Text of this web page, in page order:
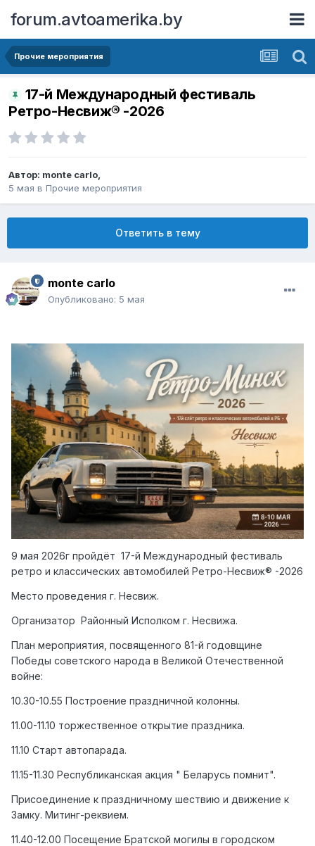
forum.avtoamerika.by
Прочие мероприятия
17-й Международный фестиваль
Ретро-Несвиж® -2026
Автор: monte carlo,
5 мая в Прочие мероприятия
Ответить в тему
monte carlo
Опубликовано: 5 мая
9 мая 2026г пройдёт 17-й Международный фестиваль
ретро и классических автомобилей Ретро-Несвиж® -2026
Место проведения г. Несвиж.
Организатор Районный Исполком г. Несвижа.
План мероприятия, посвященного 81-й годовщине
Победы советского народа в Великой Отечественной
войне:
10.30-10.55 Построение праздничной колонны.
11.00-11.10 торжественное открытие праздника.
11.10 Старт автопарада.
11.15-11.30 Республиканская акция " Беларусь помнит".
Присоединение к праздничному шествию и движение к
Замку. Митинг-реквием.
11.40-12.00 Посещение Братской могилы в городском